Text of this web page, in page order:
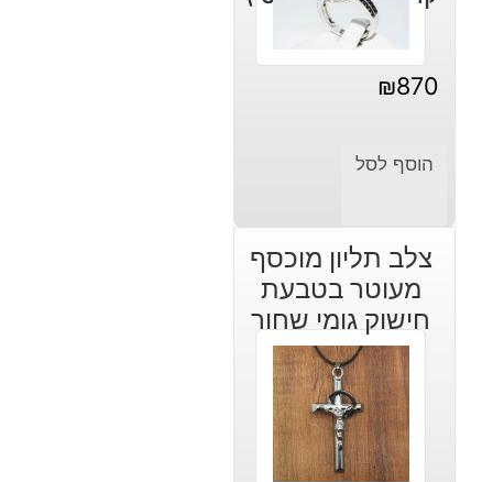
11.25
₪870
הוסף לסל
צלב תליון מוכסף
מעוטר בטבעת
חישוק גומי שחור